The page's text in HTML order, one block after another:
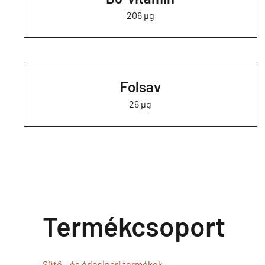
206 µg
Folsav
26 µg
Termékcsoport